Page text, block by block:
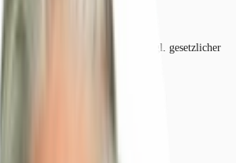
4 Netto-Monatsmieten zzgl. gesetzlicher
variieren.
Preis